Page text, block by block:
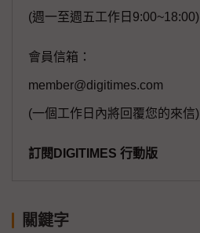
(週一至週五工作日9:00~18:00)
會員信箱：
member@digitimes.com
(一個工作日內將回覆您的來信)
訂閱DIGITIMES 行動版
關鍵字